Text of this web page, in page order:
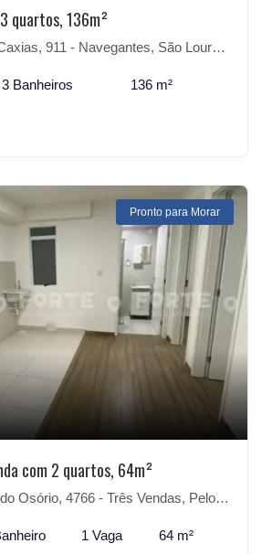
quartos, 136m²
911 - Navegantes, São Lourenço do Sul-RS
3 Banheiros 136 m²
Pronto para Morar
com 2 quartos, 64m²
Osório, 4766 - Três Vendas, Pelotas-RS
1 Vaga 64 m²